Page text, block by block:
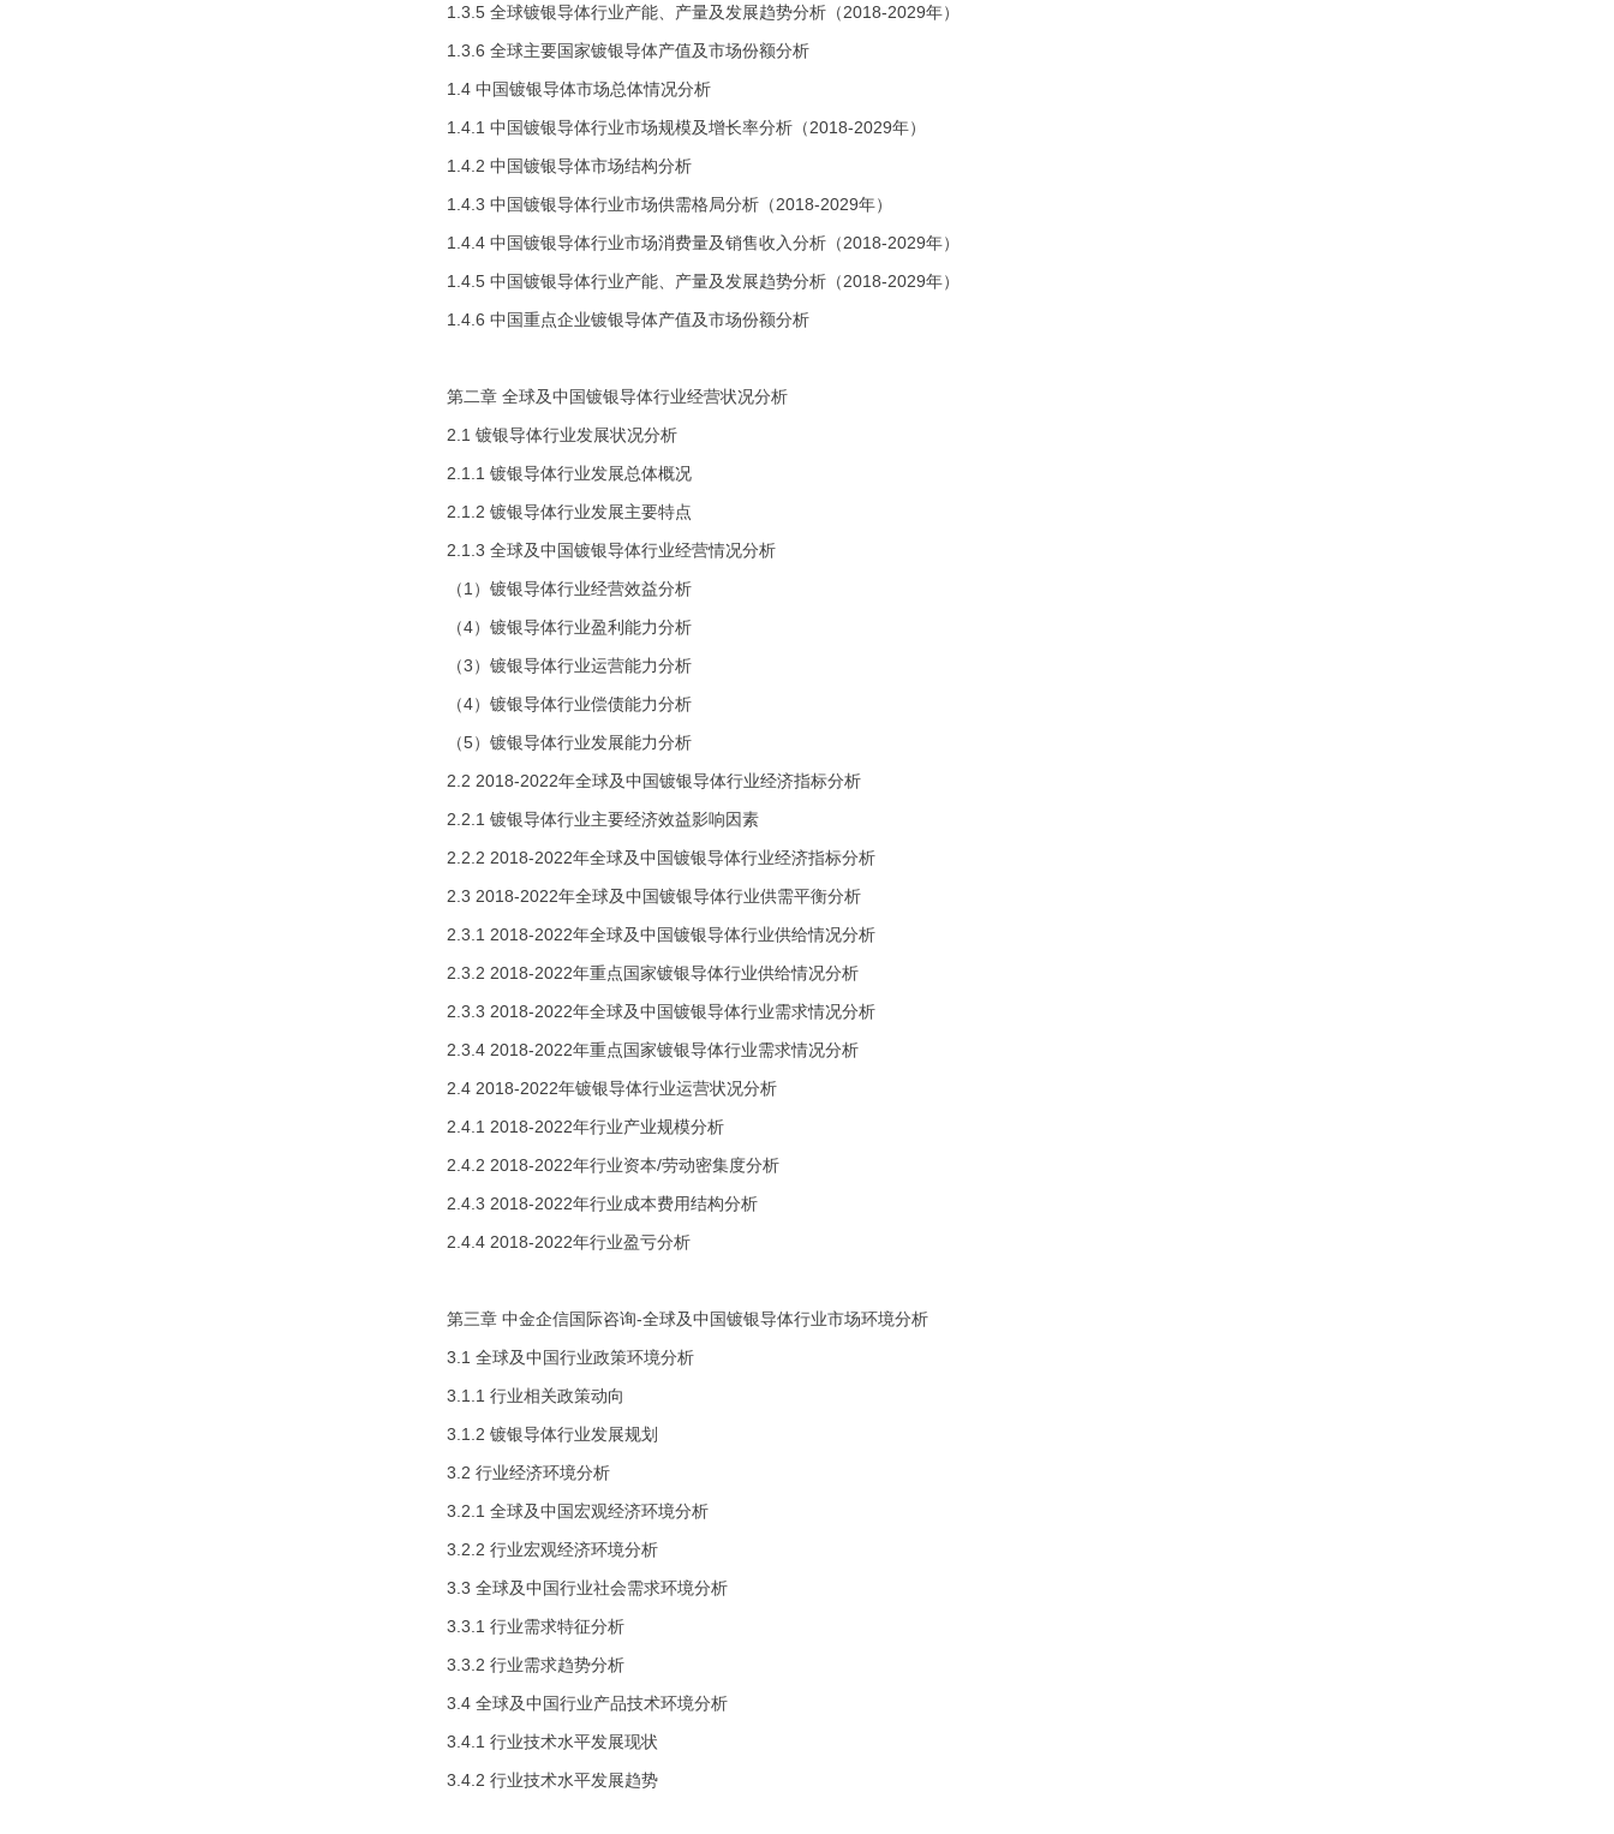
1.3.5 全球镀银导体行业产能、产量及发展趋势分析（2018-2029年）
1.3.6 全球主要国家镀银导体产值及市场份额分析
1.4 中国镀银导体市场总体情况分析
1.4.1 中国镀银导体行业市场规模及增长率分析（2018-2029年）
1.4.2 中国镀银导体市场结构分析
1.4.3 中国镀银导体行业市场供需格局分析（2018-2029年）
1.4.4 中国镀银导体行业市场消费量及销售收入分析（2018-2029年）
1.4.5 中国镀银导体行业产能、产量及发展趋势分析（2018-2029年）
1.4.6 中国重点企业镀银导体产值及市场份额分析
第二章 全球及中国镀银导体行业经营状况分析
2.1 镀银导体行业发展状况分析
2.1.1 镀银导体行业发展总体概况
2.1.2 镀银导体行业发展主要特点
2.1.3 全球及中国镀银导体行业经营情况分析
（1）镀银导体行业经营效益分析
（4）镀银导体行业盈利能力分析
（3）镀银导体行业运营能力分析
（4）镀银导体行业偿债能力分析
（5）镀银导体行业发展能力分析
2.2 2018-2022年全球及中国镀银导体行业经济指标分析
2.2.1 镀银导体行业主要经济效益影响因素
2.2.2 2018-2022年全球及中国镀银导体行业经济指标分析
2.3 2018-2022年全球及中国镀银导体行业供需平衡分析
2.3.1 2018-2022年全球及中国镀银导体行业供给情况分析
2.3.2 2018-2022年重点国家镀银导体行业供给情况分析
2.3.3 2018-2022年全球及中国镀银导体行业需求情况分析
2.3.4 2018-2022年重点国家镀银导体行业需求情况分析
2.4 2018-2022年镀银导体行业运营状况分析
2.4.1 2018-2022年行业产业规模分析
2.4.2 2018-2022年行业资本/劳动密集度分析
2.4.3 2018-2022年行业成本费用结构分析
2.4.4 2018-2022年行业盈亏分析
第三章 中金企信国际咨询-全球及中国镀银导体行业市场环境分析
3.1 全球及中国行业政策环境分析
3.1.1 行业相关政策动向
3.1.2 镀银导体行业发展规划
3.2 行业经济环境分析
3.2.1 全球及中国宏观经济环境分析
3.2.2 行业宏观经济环境分析
3.3 全球及中国行业社会需求环境分析
3.3.1 行业需求特征分析
3.3.2 行业需求趋势分析
3.4 全球及中国行业产品技术环境分析
3.4.1 行业技术水平发展现状
3.4.2 行业技术水平发展趋势